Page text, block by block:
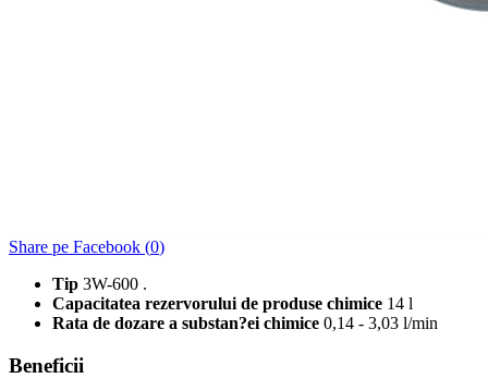
Share pe Facebook (0)
Tip 3W-600 .
Capacitatea rezervorului de produse chimice 14 l
Rata de dozare a substan?ei chimice 0,14 - 3,03 l/min
Beneficii